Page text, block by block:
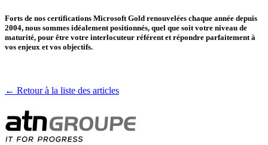
Forts de nos certifications Microsoft Gold renouvelées chaque année depuis
2004, nous sommes idéalement positionnés, quel que soit votre niveau de
maturité, pour être votre interlocuteur référent et répondre parfaitement à
vos enjeux et vos objectifs.
← Retour à la liste des articles